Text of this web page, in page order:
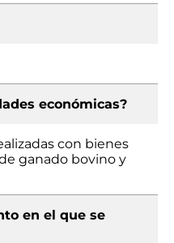
económicas?
con bienes
ganado bovino y
en el que se